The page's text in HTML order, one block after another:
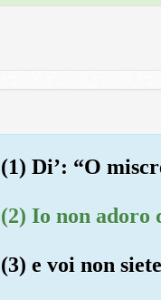
(1) Di’: “O
(2) Io non adoro
(3) e voi non